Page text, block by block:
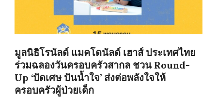
มูลนิธิโรนัลด์ แมคโดนัลด์ เฮาส์ ประเทศไทย
ร่วมฉลองวันครอบครัวสากล ชวน Round-
Up ‘ปัดเศษ ปันน้ำใจ’ ส่งต่อพลังใจให้
ครอบครัวผู้ป่วยเด็ก